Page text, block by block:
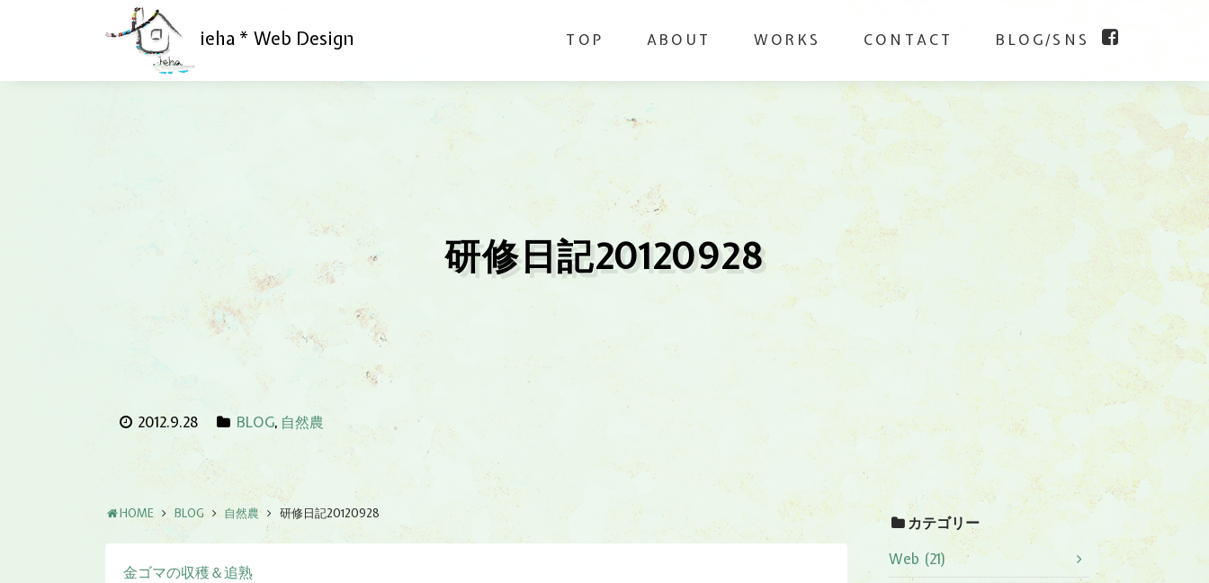
ieha * Web Design TOP ABOUT WORKS CONTACT BLOG/SNS
研修日記20120928
2012.9.28 BLOG, 自然農
HOME BLOG 自然農 研修日記20120928
金ゴマの収穫＆追熟
カテゴリー
Web (21)